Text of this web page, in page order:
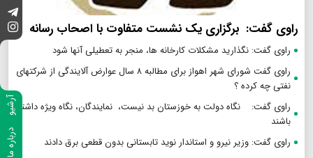
آرشیو
درباره ما
راوی گفت: برگزاری یک نشست متفاوت با اصحاب رسانه
راوی گفت: نگذارید مشکلات کارخانه ها، منجر به تعطیلی آنها شود
راوی گفت شورای شهر اهواز برای مطالبه ۸ سال عوارض آلایندگی از شرکتهای
نفتی چه کرده ؟
راوی گفت: نگاه دولت به خوزستان بد نیست، نمایندگان، نگاه ویژه داشته
باشند
راوی گفت: وزیر نیرو و استاندار نوید تابستانی بدون قطعی برق دادند